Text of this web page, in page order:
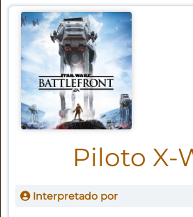
Piloto X-
Interpretado por